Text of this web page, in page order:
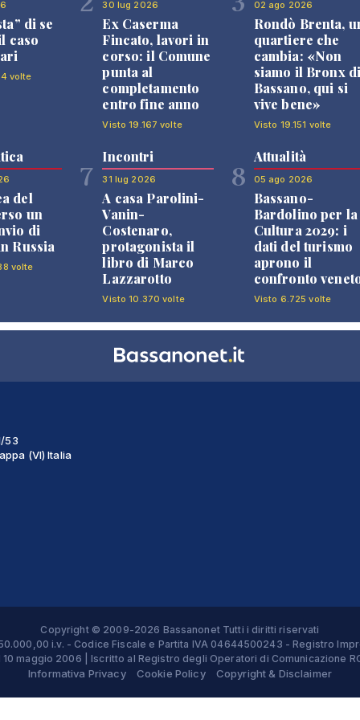
di se
caso
volte
30 lug 2026
Ex Caserma
Fincato, lavori in
corso: il Comune
punta al
completamento
entro fine anno
Visto 19.167 volte
02 ago 2026
Rondò Brenta,
quartiere che
cambia: «Non
siamo il Bronx
Bassano, qui si
vive bene»
Visto 19.151 volte
del
un
di
Russia
volte
7
Incontri
31 lug 2026
A casa Parolini-
Vanin-
Costenaro,
protagonista il
libro di Marco
Lazzarotto
Visto 10.370 volte
8
Attualità
05 ago 2026
Bassano-
Bardolino per la
Cultura 2029: i
dati del turismo
aprono il
confronto
Visto 6.725 volte
53
(VI) Italia
Copyright © 2009-2026 Bassanonet Tutti i diritti riservati
i.v. - Codice Fiscale e Partita IVA 04644500243 - Registro
maggio 2006 | Iscritto al Registro degli Operatori di Comunicazione
Informativa Privacy Cookie Policy Copyright & Disclaimer